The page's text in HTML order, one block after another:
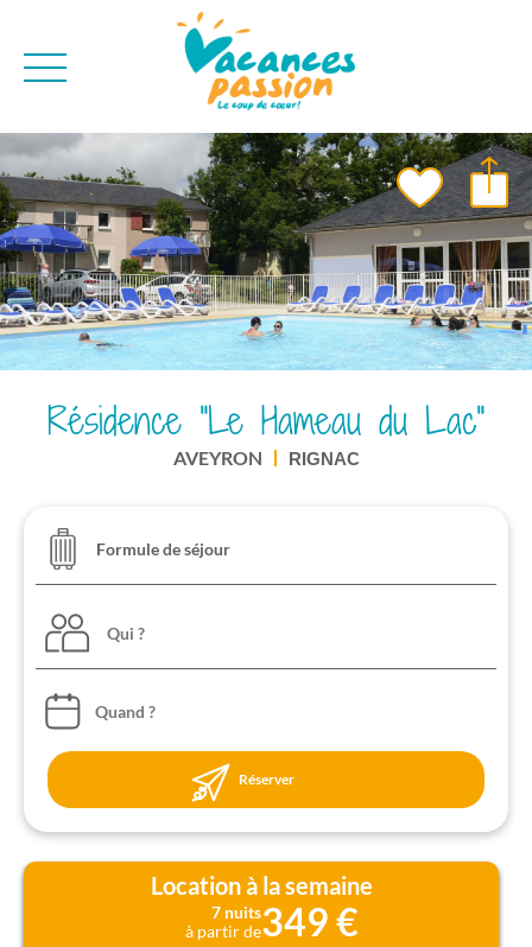
CAMPAGNE
MER
MONTAGNE
VILLES
ENVIE D'AILLEURS
BONS PLANS
QUI SOMMES-
BLOG
BROCHURES
NEWSLETTER
Résidence "Le Hameau du Lac"
AVEYRON RIGNAC
Qui ?
Réserver
Location à la semaine
7 nuits
à partir de349 €